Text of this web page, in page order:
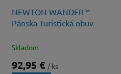
NEWTON WANDER™
Pánska Turistická obuv
Skladom
92,95 € / ks